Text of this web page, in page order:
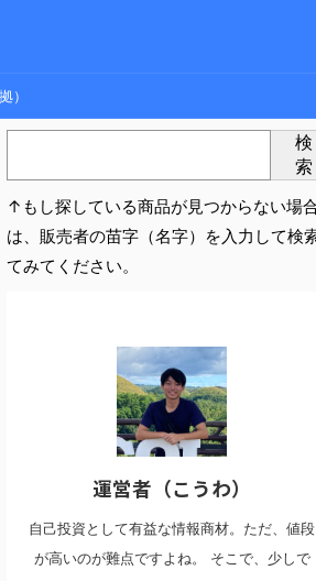
）
検
索
↑もし探している商品が見つからない場
は、販売者の苗字（名字）を入力して検
てみてください。
運営者（こうわ）
自己投資として有益な情報商材。ただ、値段
が高いのが難点ですよね。 そこで、少しで